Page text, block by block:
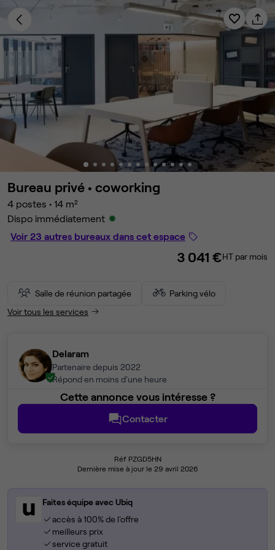
Bureau privé • coworking
4 postes • 14 m²
Dispo immédiatement
Voir 23 autres bureaux dans cet espace
3 041 €HT par mois
Salle de réunion partagée
Parking vélo
Voir tous les services
Delaram
Partenaire depuis 2022
Répond en moins d'une heure
Cette annonce vous intéresse ?
Contacter
Réf PZGD5HN
Dernière mise à jour le 29 avril 2026
Faites équipe avec Ubiq
accès à 100% de l'offre
meilleurs prix
service gratuit